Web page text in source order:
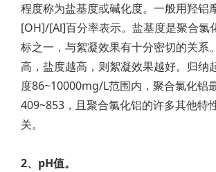
程度称为盐基度或碱化度。一般用羟铝
[OH]/[Al]百分率表示。盐基度是聚合氯
标之一，与絮凝效果有十分密切的关系
高，盐度越高，则絮凝效果越好。归纳
度86~10000mg/L范围内，聚合氯化铝
409~853，且聚合氯化铝的许多其他特
关。
2、pH值。